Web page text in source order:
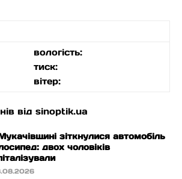
вологість:
тиск:
вітер:
від sinoptik.ua
зіткнулися автомобіль
двох чоловіків